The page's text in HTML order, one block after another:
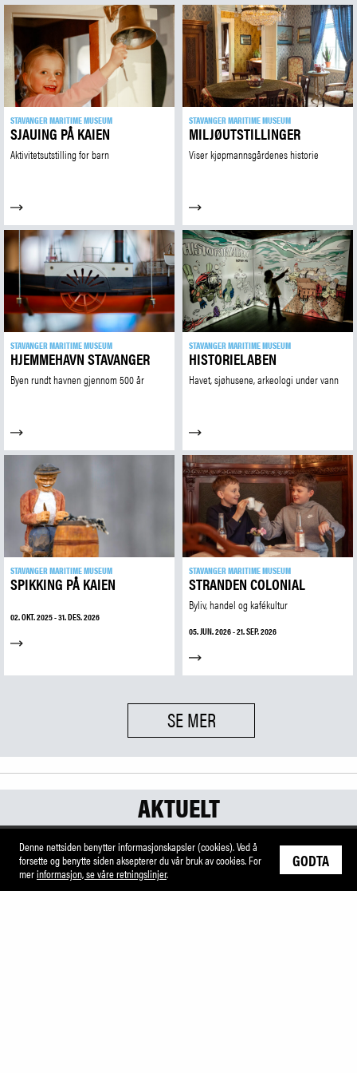
STAVANGER MARITIME MUSEUM
SJAUING PÅ KAIEN
Aktivitetsutstilling for barn
STAVANGER MARITIME MUSEUM
MILJØUTSTILLINGER
Viser kjøpmannsgårdenes historie
STAVANGER MARITIME MUSEUM
HJEMMEHAVN STAVANGER
Byen rundt havnen gjennom 500 år
STAVANGER MARITIME MUSEUM
HISTORIELABEN
Havet, sjøhusene, arkeologi under vann
STAVANGER MARITIME MUSEUM
SPIKKING PÅ KAIEN
02. OKT. 2025 - 31. DES. 2026
STAVANGER MARITIME MUSEUM
STRANDEN COLONIAL
Byliv, handel og kafékultur
05. JUN. 2026 - 21. SEP. 2026
SE MER
AKTUELT
Denne nettsiden benytter informasjonskapsler (cookies). Ved å
forsette og benytte siden aksepterer du vår bruk av cookies. For
merinformasjon, se våre retningslinjer.
GODTA